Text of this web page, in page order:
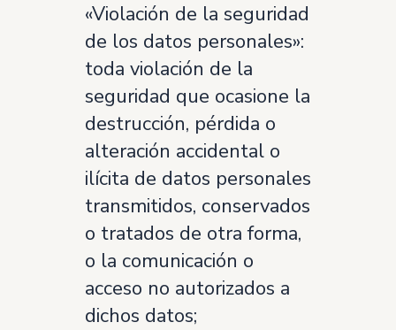
«Violación de la seguridad
de los datos personales»:
toda violación de la
seguridad que ocasione la
destrucción, pérdida o
alteración accidental o
ilícita de datos personales
transmitidos, conservados
o tratados de otra forma,
o la comunicación o
acceso no autorizados a
dichos datos;